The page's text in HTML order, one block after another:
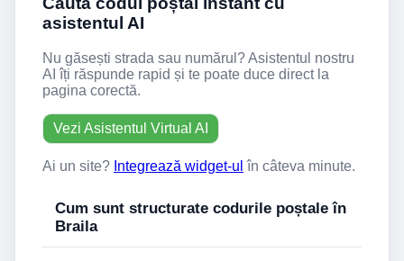
asistentul AI
Nu găsești strada sau numărul? Asistentul nostru
AI îți răspunde rapid și te poate duce direct la
pagina corectă.
Vezi Asistentul Virtual AI
Ai un site? Integrează widget-ul în câteva minute.
Cum sunt structurate codurile poștale în
Braila